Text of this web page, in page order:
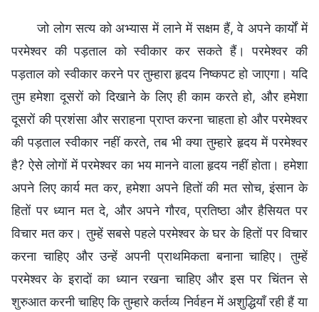
जो लोग सत्य को अभ्‍यास में लाने में सक्षम हैं, वे अपने कार्यों में
परमेश्वर की पड़ताल को स्वीकार कर सकते हैं। परमेश्वर की
पड़ताल को स्वीकार करने पर तुम्‍हारा हृदय निष्कपट हो जाएगा। यदि
तुम हमेशा दूसरों को दिखाने के लिए ही काम करते हो, और हमेशा
दूसरों की प्रशंसा और सराहना प्राप्त करना चाहता हो और परमेश्वर
की पड़ताल स्वीकार नहीं करते, तब भी क्या तुम्‍हारे हृदय में परमेश्वर
है? ऐसे लोगों में परमेश्वर का भय मानने वाला हृदय नहीं होता। हमेशा
अपने लिए कार्य मत कर, हमेशा अपने हितों की मत सोच, इंसान के
हितों पर ध्यान मत दे, और अपने गौरव, प्रतिष्ठा और हैसियत पर
विचार मत कर। तुम्‍हें सबसे पहले परमेश्वर के घर के हितों पर विचार
करना चाहिए और उन्‍हें अपनी प्राथमिकता बनाना चाहिए। तुम्‍हें
परमेश्वर के इरादों का ध्‍यान रखना चाहिए और इस पर चिंतन से
शुरुआत करनी चाहिए कि तुम्‍हारे कर्तव्‍य निर्वहन में अशुद्धियाँ रही हैं या